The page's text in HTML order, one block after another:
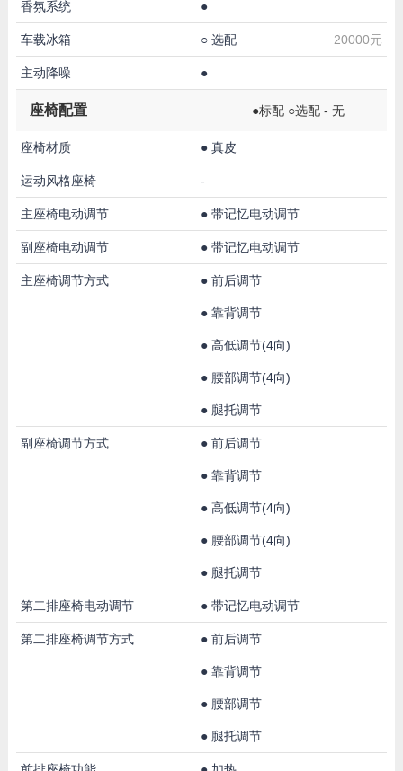
香氛系统 ●
车载冰箱 ○ 选配 20000元
主动降噪 ●
座椅配置 ●标配 ○选配 - 无
座椅材质 ● 真皮
运动风格座椅 -
主座椅电动调节 ● 带记忆电动调节
副座椅电动调节 ● 带记忆电动调节
主座椅调节方式 ● 前后调节
● 靠背调节
● 高低调节(4向)
● 腰部调节(4向)
● 腿托调节
副座椅调节方式 ● 前后调节
● 靠背调节
● 高低调节(4向)
● 腰部调节(4向)
● 腿托调节
第二排座椅电动调节 ● 带记忆电动调节
第二排座椅调节方式 ● 前后调节
● 靠背调节
● 腰部调节
● 腿托调节